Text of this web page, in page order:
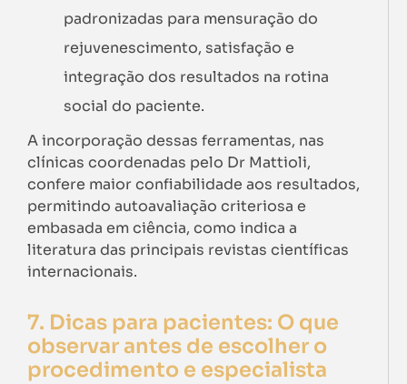
padronizadas para mensuração do
rejuvenescimento, satisfação e
integração dos resultados na rotina
social do paciente.
A incorporação dessas ferramentas, nas
clínicas coordenadas pelo Dr Mattioli,
confere maior confiabilidade aos resultados,
permitindo autoavaliação criteriosa e
embasada em ciência, como indica a
literatura das principais revistas científicas
internacionais.
7. Dicas para pacientes: O que
observar antes de escolher o
procedimento e especialista